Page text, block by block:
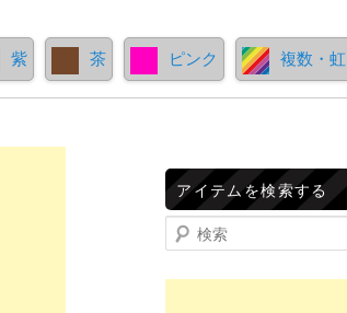
紫 茶 ピンク 複数・虹
アイテムを検索する
検索